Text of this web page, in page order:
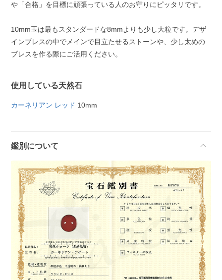
や「合格」を目標に頑張っている人のお守りにピッタリです。
10mm玉は最もスタンダードな8mmよりも少し大粒です。デザ
インブレスの中でメインで目立たせるストーンや、少し太めの
ブレスを作る際にご活用ください。
使用している天然石
カーネリアン レッド 10mm
鑑別について